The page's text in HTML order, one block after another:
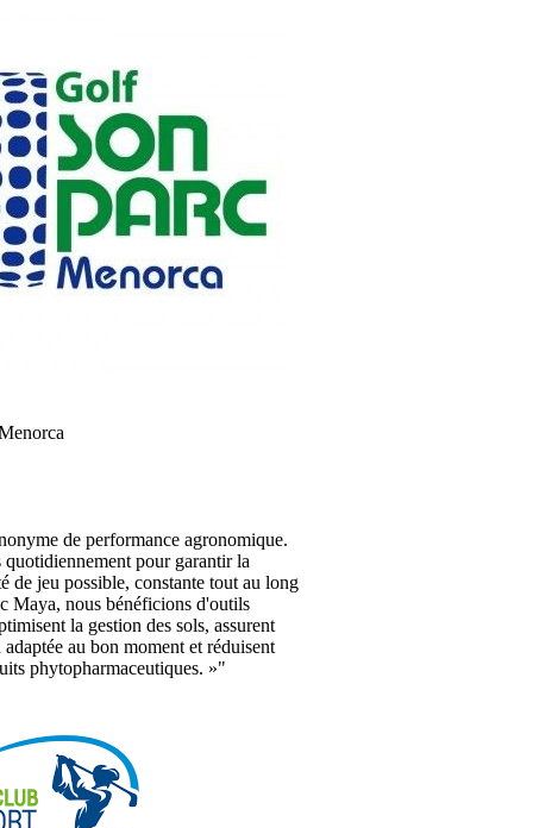
de performance agronomique.
pour garantir la
de jeu possible, constante tout au long
Maya, nous bénéficions d'outils
la gestion des sols, assurent
au bon moment et réduisent
phytopharmaceutiques. »"